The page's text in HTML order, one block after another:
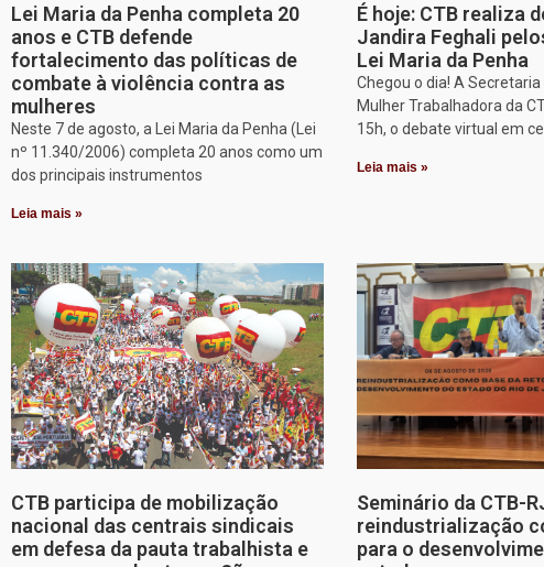
Lei Maria da Penha completa 20
anos e CTB defende
fortalecimento das políticas de
combate à violência contra as
mulheres
Neste 7 de agosto, a Lei Maria da Penha (Lei
nº 11.340/2006) completa 20 anos como um
dos principais instrumentos
Leia mais »
É hoje: CTB realiza
Jandira Feghali
Lei Maria da Penha
Chegou o dia! A Secretaria
Mulher Trabalhadora da
15h, o debate virtual em
Leia mais »
CTB participa de mobilização
nacional das centrais sindicais
em defesa da pauta trabalhista e
Seminário da CTB-
reindustrialização
para o